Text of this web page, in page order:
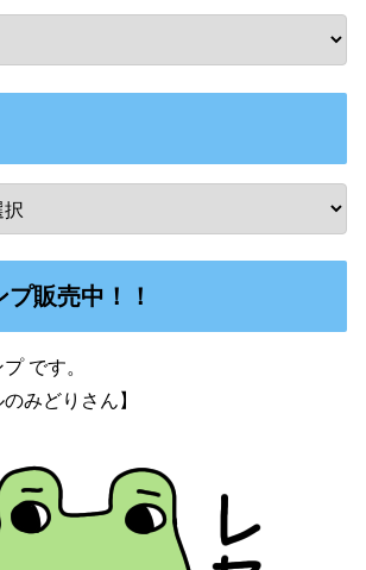
販売中！！
です。
みどりさん】